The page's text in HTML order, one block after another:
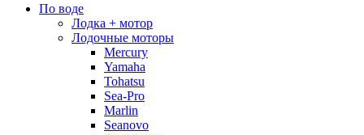
По воде
Лодка + мотор
Лодочные моторы
Mercury
Yamaha
Tohatsu
Sea-Pro
Marlin
Seanovo